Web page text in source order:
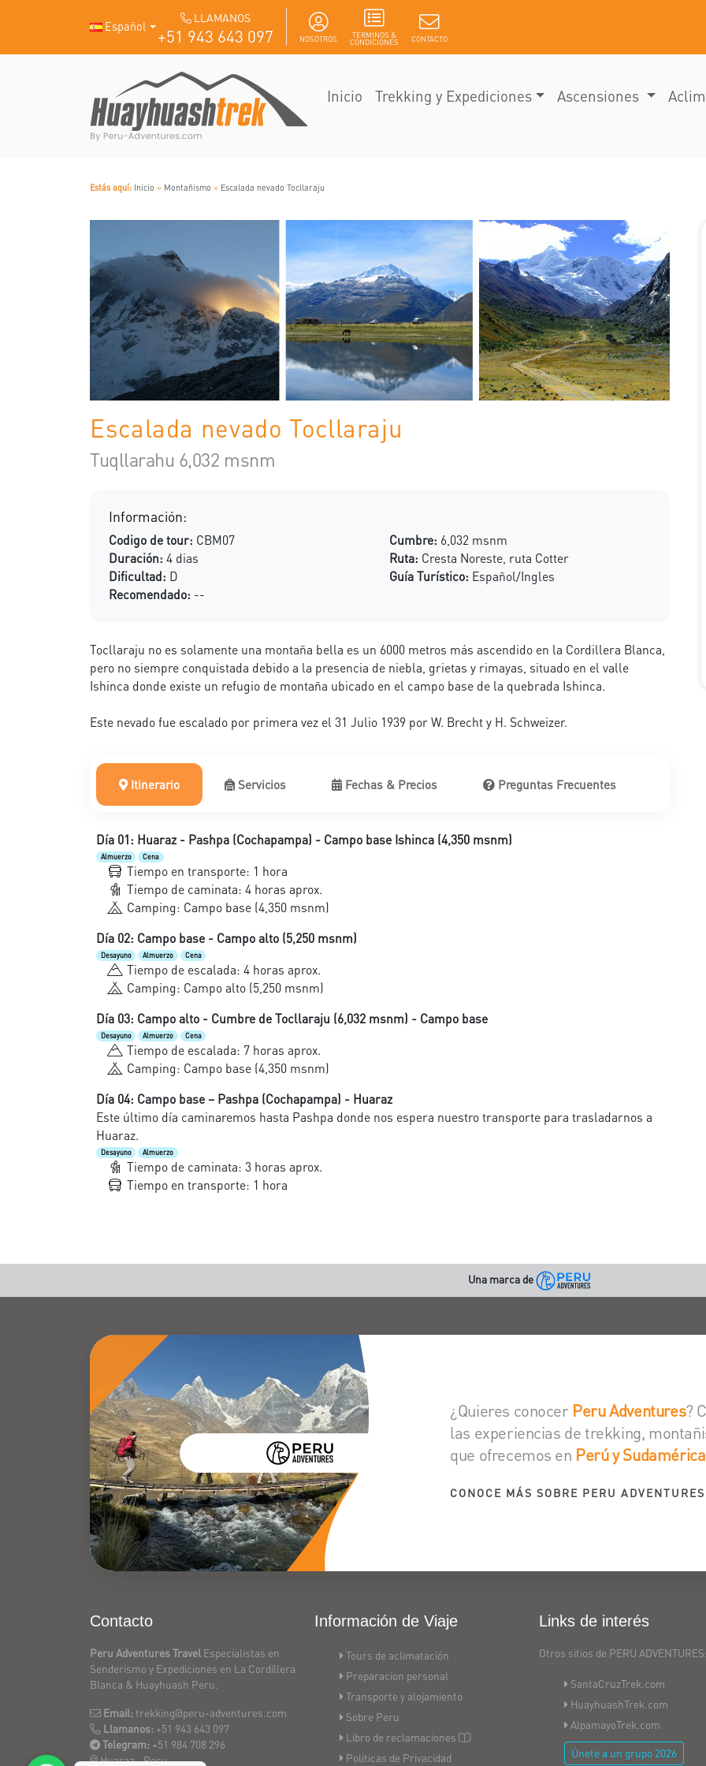
Español
LLAMANOS
+51 943 643 097 NOSOTROS TERMINOS &
CONDICIONES CONTACTO
Inicio Trekking y Expediciones Ascensiones
Estás aquí: Inicio » Montañismo » Escalada nevado Tocllaraju
Escalada nevado Tocllaraju
Tuqllarahu 6,032 msnm
Información:
Codigo de tour: CBM07
Duración: 4 dias
Dificultad: D
Recomendado: --
Cumbre: 6,032 msnm
Ruta: Cresta Noreste, ruta Cotter
Guía Turístico: Español/Ingles
Tocllaraju no es solamente una montaña bella es un 6000 metros más ascendido en la Cordillera Blanca,
pero no siempre conquistada debido a la presencia de niebla, grietas y rimayas, situado en el valle
Ishinca donde existe un refugio de montaña ubicado en el campo base de la quebrada Ishinca.
Este nevado fue escalado por primera vez el 31 Julio 1939 por W. Brecht y H. Schweizer.
Itinerario Servicios Fechas & Precios Preguntas Frecuentes
Día 01: Huaraz - Pashpa (Cochapampa) - Campo base Ishinca (4,350 msnm)
Almuerzo Cena
Tiempo en transporte: 1 hora
Tiempo de caminata: 4 horas aprox.
Camping: Campo base (4,350 msnm)
Día 02: Campo base - Campo alto (5,250 msnm)
Desayuno Almuerzo Cena
Tiempo de escalada: 4 horas aprox.
Camping: Campo alto (5,250 msnm)
Día 03: Campo alto - Cumbre de Tocllaraju (6,032 msnm) - Campo base
Desayuno Almuerzo Cena
Tiempo de escalada: 7 horas aprox.
Camping: Campo base (4,350 msnm)
Día 04: Campo base – Pashpa (Cochapampa) - Huaraz
Este último día caminaremos hasta Pashpa donde nos espera nuestro transporte para trasladarnos a
Huaraz.
Desayuno Almuerzo
Tiempo de caminata: 3 horas aprox.
Tiempo en transporte: 1 hora
Una marca de
¿Quieres conocer Peru Adventures?
las experiencias de trekking,
que ofrecemos en Perú y
CONOCE MÁS SOBRE PERU ADVENTURES
Contacto
Peru Adventures Travel Especialistas en
Senderismo y Expediciones en La Cordillera
Blanca & Huayhuash Peru.
Email:trekking@peru-adventures.com
Llamanos: +51 943 643 097
Telegram: +51 984 708 296
Huaraz - Peru
Información de Viaje
Tours de aclimatación
Preparacion personal
Transporte y alojamiento
Sobre Peru
Libro de reclamaciones
Politicas de Privacidad
Links de interés
Otros sitios de PERU ADVENTURES:
SantaCruzTrek.com
HuayhuashTrek.com
AlpamayoTrek.com
Únete a un grupo 2026